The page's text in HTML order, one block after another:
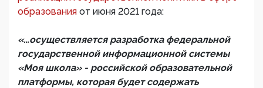
образования от июня 2021 года:
«…осуществляется разработка федеральной
государственной информационной системы
«Моя школа» - российской образовательной
платформы, которая будет содержать